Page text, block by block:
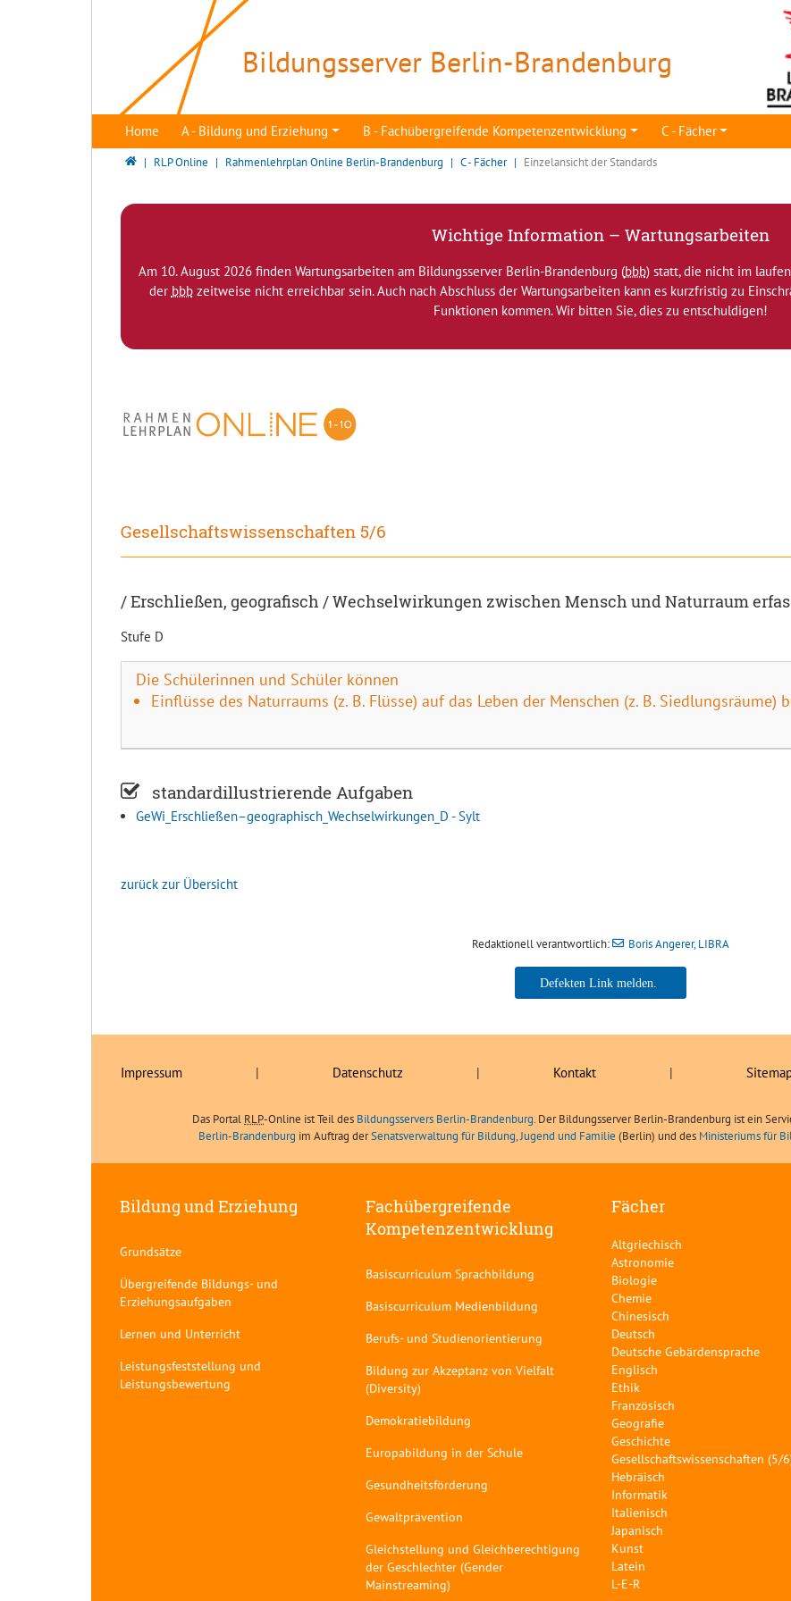
Bildungsserver Berlin-Brandenburg
Home A - Bildung und Erziehung B - Fachübergreifende Kompetenzentwicklung C - Fächer
Bildungsserver Berlin - Brandenburg
RLP Online Rahmenlehrplan Online Berlin-Brandenburg C - Fächer Einzelansicht der Standards
Wichtige Information – Wartungsarbeiten
Am 10. August 2026 finden Wartungsarbeiten am Bildungsserver Berlin-Brandenburg (bbb) statt, die nicht im
der bbbzeitweise nicht erreichbar sein. Auch nach Abschluss der Wartungsarbeiten kann es kurzfristig zu
Funktionen kommen. Wir bitten Sie, dies zu entschuldigen!
Gesellschaftswissenschaften 5/6
/ Erschließen, geografisch / Wechselwirkungen zwischen Mensch und Naturraum
Stufe D
Die Schülerinnen und Schüler können
Einflüsse des Naturraums (z. B. Flüsse) auf das Leben der Menschen (z. B. Siedlungsräume)
standardillustrierende Aufgaben
GeWi_Erschließen–geographisch_Wechselwirkungen_D - Sylt
zurück zur Übersicht
Redaktionell verantwortlich: Boris Angerer, LIBRA
Boris Angerer, LIBRA
Impressum | Datenschutz | Kontakt |
Das Portal RLP-Online ist Teil des Bildungsservers Berlin-Brandenburg. Der Bildungsserver Berlin-Brandenburg ist ein
Berlin-Brandenburg im Auftrag derSenatsverwaltung für Bildung, Jugend und Familie (Berlin) und des Ministeriums für
Bildung und Erziehung
Grundsätze
Übergreifende Bildungs- und
Erziehungsaufgaben
Lernen und Unterricht
Leistungsfeststellung und
Leistungsbewertung
Fachübergreifende
Kompetenzentwicklung
Basiscurriculum Sprachbildung
Basiscurriculum Medienbildung
Berufs- und Studienorientierung
Bildung zur Akzeptanz von Vielfalt
(Diversity)
Demokratiebildung
Europabildung in der Schule
Gesundheitsförderung
Gewaltprävention
Gleichstellung und Gleichberechtigung
der Geschlechter (Gender
Mainstreaming)
Fächer
Altgriechisch
Astronomie
Biologie
Chemie
Chinesisch
Deutsch
Deutsche Gebärdensprache
Englisch
Ethik
Französisch
Geografie
Geschichte
Gesellschaftswissenschaften (5/
Hebräisch
Informatik
Italienisch
Japanisch
Kunst
Latein
L-E-R